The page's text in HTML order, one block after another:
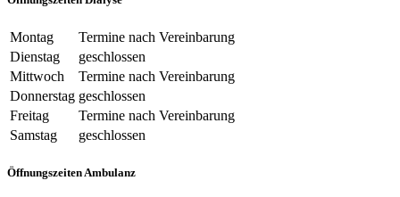
Montag
Termine nach Vereinbarung
Dienstag
geschlossen
Mittwoch
Termine nach Vereinbarung
Donnerstag geschlossen
Freitag
Termine nach Vereinbarung
Samstag
geschlossen
Öffnungszeiten Ambulanz